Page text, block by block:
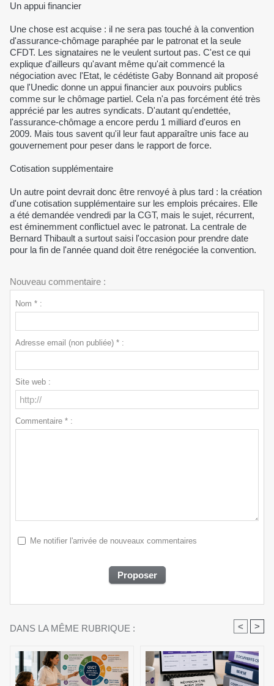
Un appui financier
Une chose est acquise : il ne sera pas touché à la convention
d'assurance-chômage paraphée par le patronat et la seule
CFDT. Les signataires ne le veulent surtout pas. C'est ce qui
explique d'ailleurs qu'avant même qu'ait commencé la
négociation avec l'Etat, le cédétiste Gaby Bonnand ait proposé
que l'Unedic donne un appui financier aux pouvoirs publics
comme sur le chômage partiel. Cela n'a pas forcément été très
apprécié par les autres syndicats. D'autant qu'endettée,
l'assurance-chômage a encore perdu 1 milliard d'euros en
2009. Mais tous savent qu'il leur faut apparaître unis face au
gouvernement pour peser dans le rapport de force.
Cotisation supplémentaire
Un autre point devrait donc être renvoyé à plus tard : la création
d'une cotisation supplémentaire sur les emplois précaires. Elle
a été demandée vendredi par la CGT, mais le sujet, récurrent,
est éminemment conflictuel avec le patronat. La centrale de
Bernard Thibault a surtout saisi l'occasion pour prendre date
pour la fin de l'année quand doit être renégociée la convention.
Nouveau commentaire :
Nom * :
Adresse email (non publiée) * :
Site web :
Commentaire * :
Me notifier l'arrivée de nouveaux commentaires
DANS LA MÊME RUBRIQUE : < >